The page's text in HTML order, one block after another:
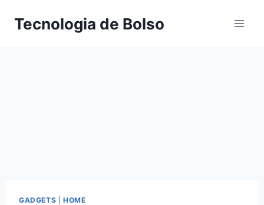
Tecnologia de Bolso
GADGETS HOME